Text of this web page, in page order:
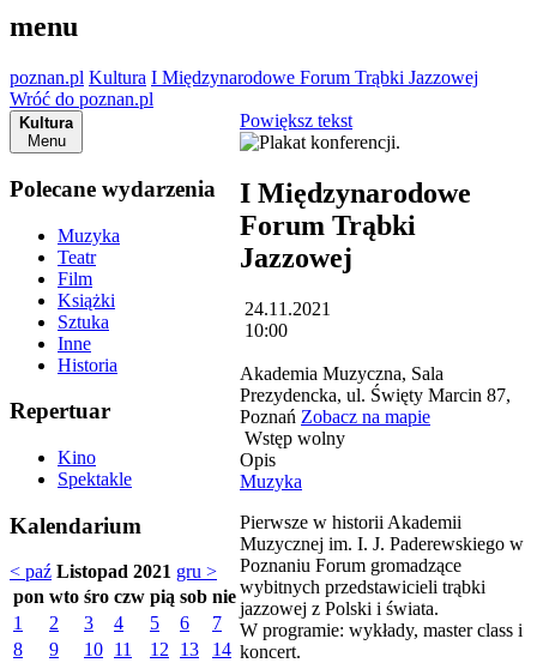
menu
poznan.pl Kultura I Międzynarodowe Forum Trąbki Jazzowej
Wróć do poznan.pl
Kultura
Menu
Polecane wydarzenia
Muzyka
Teatr
Film
Książki
Sztuka
Inne
Historia
Repertuar
Kino
Spektakle
Kalendarium
< paź Listopad 2021 gru >
pon wto śro czw pią sob nie
1
2 3 4 5 6
7
8
9 10 11 12 13
14
Powiększ tekst
I Międzynarodowe
Forum Trąbki
Jazzowej
24.11.2021
10:00
Akademia Muzyczna, Sala
Prezydencka, ul. Święty Marcin 87,
Poznań Zobacz na mapie
Wstęp wolny
Opis
Muzyka
Pierwsze w historii Akademii
Muzycznej im. I. J. Paderewskiego w
Poznaniu Forum gromadzące
wybitnych przedstawicieli trąbki
jazzowej z Polski i świata.
W programie: wykłady, master class i
koncert.